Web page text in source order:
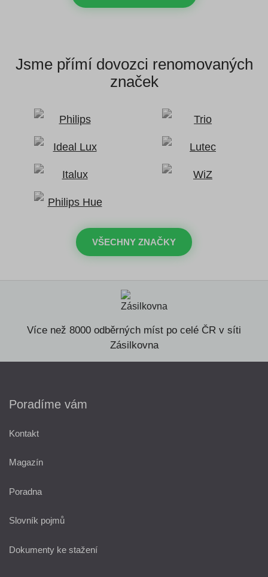
Jsme přímí dovozci renomovaných
značek
VŠECHNY ZNAČKY
Více než 8000 odběrných míst po celé ČR v síti
Zásilkovna
Poradíme vám
Kontakt
Magazín
Poradna
Slovník pojmů
Dokumenty ke stažení